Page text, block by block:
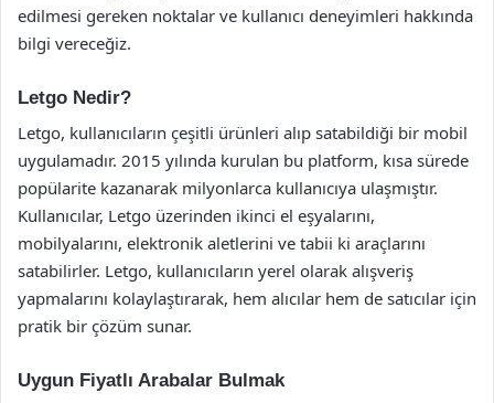
edilmesi gereken noktalar ve kullanıcı deneyimleri hakkında
bilgi vereceğiz.
Letgo Nedir?
Letgo, kullanıcıların çeşitli ürünleri alıp satabildiği bir mobil
uygulamadır. 2015 yılında kurulan bu platform, kısa sürede
popülarite kazanarak milyonlarca kullanıcıya ulaşmıştır.
Kullanıcılar, Letgo üzerinden ikinci el eşyalarını,
mobilyalarını, elektronik aletlerini ve tabii ki araçlarını
satabilirler. Letgo, kullanıcıların yerel olarak alışveriş
yapmalarını kolaylaştırarak, hem alıcılar hem de satıcılar için
pratik bir çözüm sunar.
Uygun Fiyatlı Arabalar Bulmak